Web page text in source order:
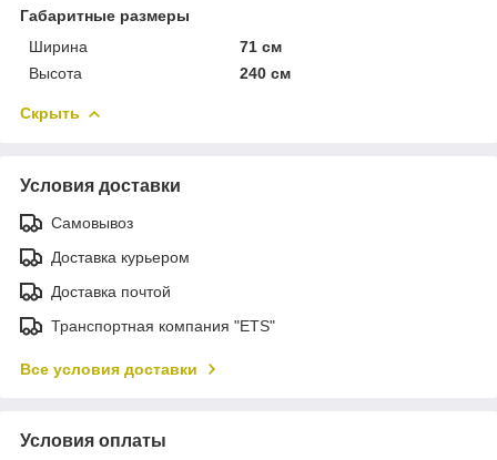
Габаритные размеры
Ширина
71 см
Высота
240 см
Скрыть
Условия доставки
Самовывоз
Доставка курьером
Доставка почтой
Транспортная компания "ETS"
Все условия доставки
Условия оплаты